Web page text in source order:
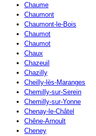
Chaume
Chaumont
Chaumont-le-Bois
Chaumot
Chaumot
Chaux
Chazeuil
Chazilly
Cheilly-lès-Maranges
Chemilly-sur-Serein
Chemilly-sur-Yonne
Chenay-le-Châtel
Chêne-Arnoult
Cheney